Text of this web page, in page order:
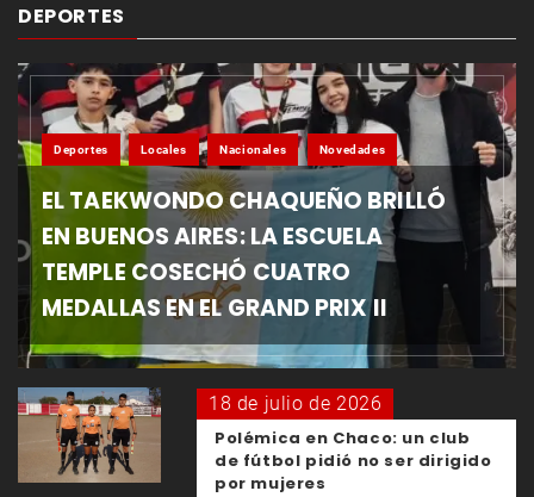
DEPORTES
Deportes Locales Nacionales Novedades
EL TAEKWONDO CHAQUEÑO BRILLÓ
EN BUENOS AIRES: LA ESCUELA
TEMPLE COSECHÓ CUATRO
MEDALLAS EN EL GRAND PRIX II
18 de julio de 2026
Polémica en Chaco: un club
de fútbol pidió no ser dirigido
por mujeres